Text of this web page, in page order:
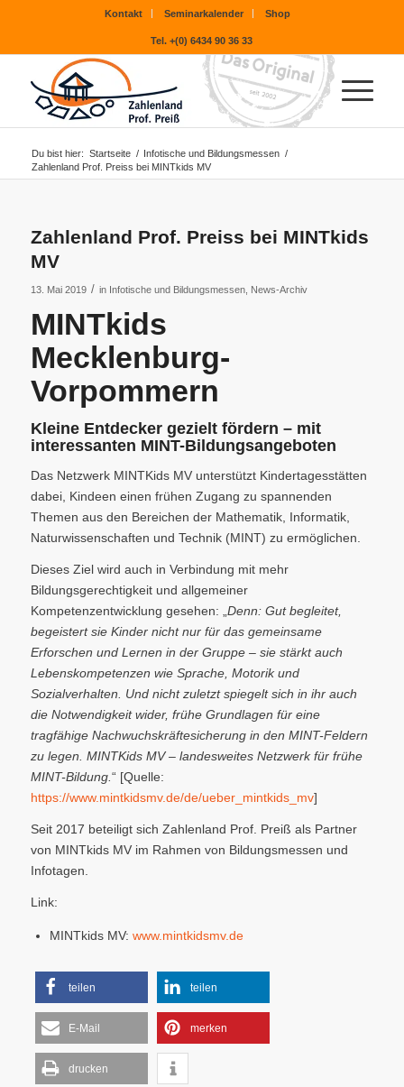
Kontakt Seminarkalender Shop
Tel. +(0) 6434 90 36 33
Du bist hier: Startseite / Infotische und Bildungsmessen /
Zahlenland Prof. Preiss bei MINTkids MV
Zahlenland Prof. Preiss bei MINTkids
MV
13. Mai 2019 / in Infotische und Bildungsmessen, News-Archiv
MINTkids
Mecklenburg-
Vorpommern
Kleine Entdecker gezielt fördern – mit
interessanten MINT-Bildungsangeboten
Das Netzwerk MINTKids MV unterstützt Kindertagesstätten
dabei, Kindeen einen frühen Zugang zu spannenden
Themen aus den Bereichen der Mathematik, Informatik,
Naturwissenschaften und Technik (MINT) zu ermöglichen.
Dieses Ziel wird auch in Verbindung mit mehr
Bildungsgerechtigkeit und allgemeiner
Kompetenzentwicklung gesehen: „ Denn: Gut begleitet,
begeistert sie Kinder nicht nur für das gemeinsame
Erforschen und Lernen in der Gruppe – sie stärkt auch
Lebenskompetenzen wie Sprache, Motorik und
Sozialverhalten. Und nicht zuletzt spiegelt sich in ihr auch
die Notwendigkeit wider, frühe Grundlagen für eine
tragfähige Nachwuchskräftesicherung in den MINT-Feldern
zu legen. MINTKids MV – landesweites Netzwerk für frühe
MINT-Bildung. “ [Quelle:
https://www.mintkidsmv.de/de/ueber_mintkids_mv]
Seit 2017 beteiligt sich Zahlenland Prof. Preiß als Partner
von MINTkids MV im Rahmen von Bildungsmessen und
Infotagen.
Link:
MINTkids MV: www.mintkidsmv.de
teilen teilen
E-Mail merken
drucken